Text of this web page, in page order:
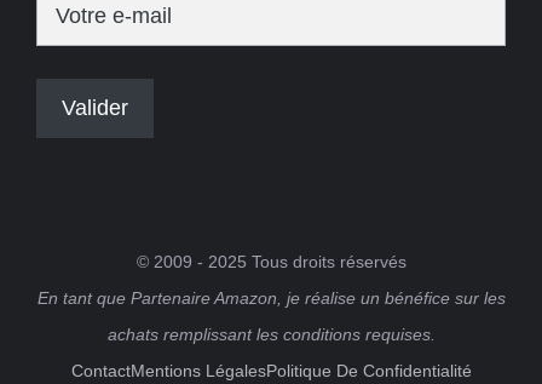
© 2009 - 2025 Tous droits réservés
En tant que Partenaire Amazon, je réalise un bénéfice sur les
achats remplissant les conditions requises.
ContactMentions LégalesPolitique De Confidentialité